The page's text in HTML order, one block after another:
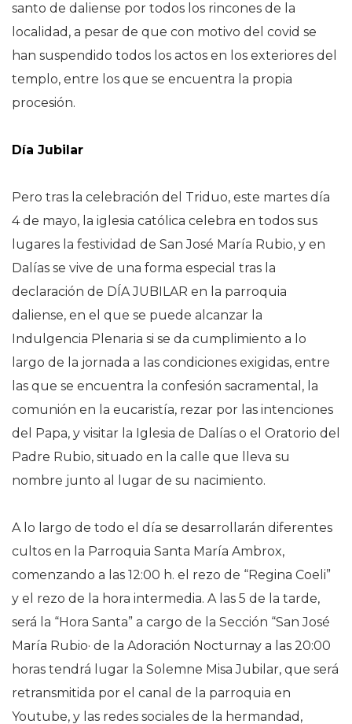
santo de daliense por todos los rincones de la
localidad, a pesar de que con motivo del covid se
han suspendido todos los actos en los exteriores del
templo, entre los que se encuentra la propia
procesión.
Día Jubilar
Pero tras la celebración del Triduo, este martes día
4 de mayo, la iglesia católica celebra en todos sus
lugares la festividad de San José María Rubio, y en
Dalías se vive de una forma especial tras la
declaración de DÍA JUBILAR en la parroquia
daliense, en el que se puede alcanzar la
Indulgencia Plenaria si se da cumplimiento a lo
largo de la jornada a las condiciones exigidas, entre
las que se encuentra la confesión sacramental, la
comunión en la eucaristía, rezar por las intenciones
del Papa, y visitar la Iglesia de Dalías o el Oratorio del
Padre Rubio, situado en la calle que lleva su
nombre junto al lugar de su nacimiento.
A lo largo de todo el día se desarrollarán diferentes
cultos en la Parroquia Santa María Ambrox,
comenzando a las 12:00 h. el rezo de “Regina Coeli”
y el rezo de la hora intermedia. A las 5 de la tarde,
será la “Hora Santa” a cargo de la Sección “San José
María Rubio· de la Adoración Nocturnay a las 20:00
horas tendrá lugar la Solemne Misa Jubilar, que será
retransmitida por el canal de la parroquia en
Youtube, y las redes sociales de la hermandad,